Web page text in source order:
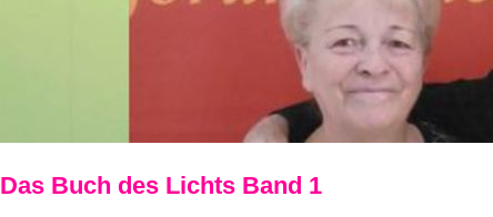
Das Buch des Lichts Band 1